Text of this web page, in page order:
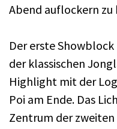
Abend auflockern zu
Der erste
der klassischen
Highlight mit der
Poi am Ende. Das
Zentrum der